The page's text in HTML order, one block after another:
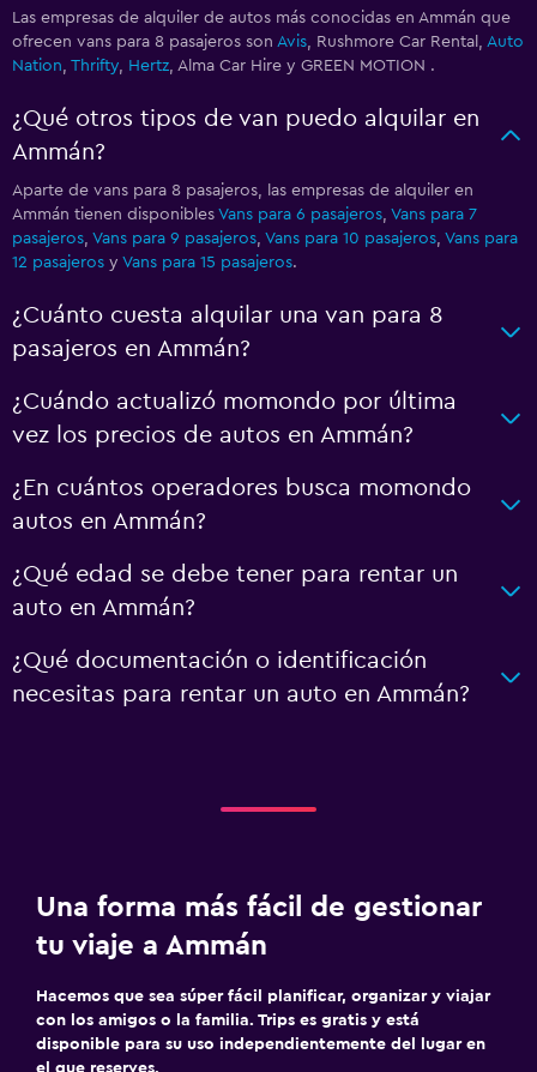
Las empresas de alquiler de autos más conocidas en Ammán que
ofrecen vans para 8 pasajeros son Avis , Rushmore Car Rental, Auto
Nation Thrifty Hertz , Alma Car Hire y GREEN MOTION .
¿Qué otros tipos de van puedo alquilar en
Ammán?
Aparte de vans para 8 pasajeros, las empresas de alquiler en
Ammán tienen disponibles Vans para 6 pasajeros Vans para 7
pasajeros Vans para 9 pasajeros Vans para 10 pasajeros Vans para
12 pasajeros y Vans para 15 pasajeros.
¿Cuánto cuesta alquilar una van para 8
pasajeros en Ammán?
¿Cuándo actualizó momondo por última
vez los precios de autos en Ammán?
¿En cuántos operadores busca momondo
autos en Ammán?
¿Qué edad se debe tener para rentar un
auto en Ammán?
¿Qué documentación o identificación
necesitas para rentar un auto en Ammán?
Una forma más fácil de gestionar
tu viaje a Ammán
Hacemos que sea súper fácil planificar, organizar y viajar
con los amigos o la familia. Trips es gratis y está
disponible para su uso independientemente del lugar en
el que reserves.